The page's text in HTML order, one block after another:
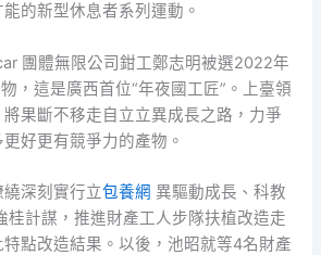
的新型休息者系列運動。
團體無限公司鉗工鄭志明被選2022年
，這是廣西首位“年夜國工匠”。上臺領
果斷不移走自立立異成長之路，力爭
好更有競爭力的產物。
深刻實行立包養網 異驅動成長、科教
桂計謀，推進財產工人步隊扶植改造走
點改造結果。以後，池昭就等4名財產